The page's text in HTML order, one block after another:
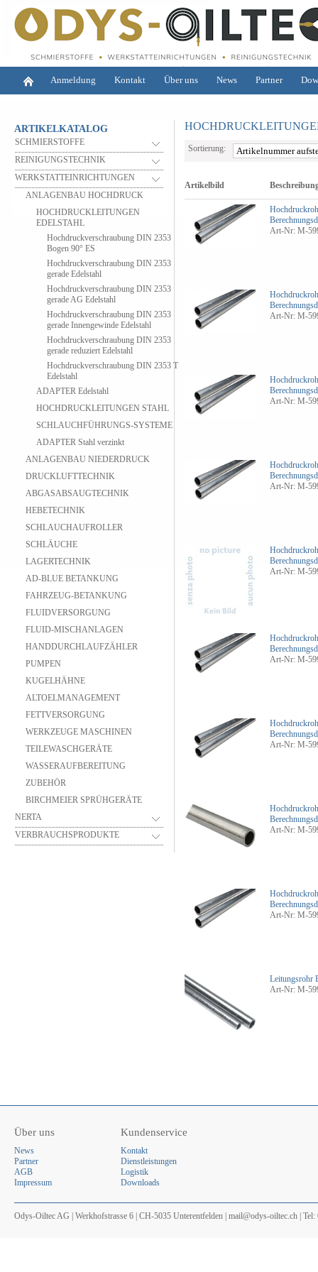
Anmeldung Kontakt Über uns News Partner
ARTIKELKATALOG
SCHMIERSTOFFE
REINIGUNGSTECHNIK
WERKSTATTEINRICHTUNGEN
ANLAGENBAU HOCHDRUCK
HOCHDRUCKLEITUNGEN
EDELSTAHL
Hochdruckverschraubung DIN 2353
Bogen 90° ES
Hochdruckverschraubung DIN 2353
gerade Edelstahl
Hochdruckverschraubung DIN 2353
gerade AG Edelstahl
Hochdruckverschraubung DIN 2353
gerade Innengewinde Edelstahl
Hochdruckverschraubung DIN 2353
gerade reduziert Edelstahl
Hochdruckverschraubung DIN 2353 T
Edelstahl
ADAPTER Edelstahl
HOCHDRUCKLEITUNGEN STAHL
SCHLAUCHFÜHRUNGS-SYSTEME
ADAPTER Stahl verzinkt
ANLAGENBAU NIEDERDRUCK
DRUCKLUFTTECHNIK
ABGASABSAUGTECHNIK
HEBETECHNIK
SCHLAUCHAUFROLLER
SCHLÄUCHE
LAGERTECHNIK
AD-BLUE BETANKUNG
FAHRZEUG-BETANKUNG
FLUIDVERSORGUNG
FLUID-MISCHANLAGEN
HANDDURCHLAUFZÄHLER
PUMPEN
KUGELHÄHNE
ALTOELMANAGEMENT
FETTVERSORGUNG
WERKZEUGE MASCHINEN
TEILEWASCHGERÄTE
WASSERAUFBEREITUNG
ZUBEHÖR
BIRCHMEIER SPRÜHGERÄTE
NERTA
VERBRAUCHSPRODUKTE
Sortierung:
Artikelbild
Art-Nr: M-
Art-Nr: M-
Art-Nr: M-
Art-Nr: M-
Art-Nr: M-
Art-Nr: M-
Art-Nr: M-
Art-Nr: M-
Art-Nr: M-
Leitungsrohr
Art-Nr: M-
Über uns
News
Partner
AGB
Impressum
Kundenservice
Kontakt
Dienstleistungen
Logistik
Downloads
Odys-Oiltec AG | Werkhofstrasse 6 | CH-5035 Unterentfelden | mail@odys-oiltec.ch |